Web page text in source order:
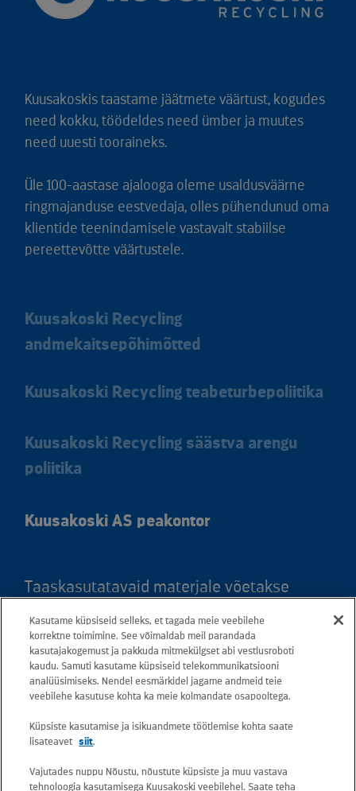
Kuusakoskis taastame jäätmete väärtust, kogudes
need kokku, töödeldes need ümber ja muutes
need uuesti tooraineks.
Üle 100-aastase ajalooga oleme usaldusväärne
ringmajanduse eestvedaja, olles pühendunud oma
klientide teenindamisele vastavalt stabiilse
pereettevõtte väärtustele.
Kuusakoski Recycling
andmekaitsepõhimõtted
Kuusakoski Recycling teabeturbepoliitika
Kuusakoski Recycling säästva arengu
poliitika
Kuusakoski AS peakontor
Taaskasutatavaid materjale võetakse
Kaardil klõpsates leiate kõigi maakondade
teeninduspunktid ja teejuhised.
Postiaadress: Betooni 12, 13816 Tallinn
(Eesti)
Kasutame küpsiseid selleks, et tagada meie veebilehe
korrektne toimimine. See võimaldab meil parandada
kasutajakogemust ja pakkuda mitmekülgset abi vestlusroboti
kaudu. Samuti kasutame küpsiseid telekommunikatsiooni
analüüsimiseks. Nendel eesmärkidel jagame andmeid teie
veebilehe kasutuse kohta ka meie kolmandate osapooltega.
Küpsiste kasutamise ja isikuandmete töötlemise kohta saate
lisateavet
siit.
Vajutades nuppu Nõustu, nõustute küpsiste ja muu vastava
tehnoloogia kasutamisega Kuusakoski veebilehel. Saate teha